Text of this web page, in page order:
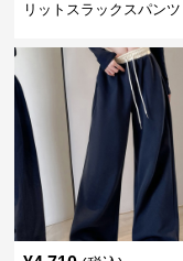
リットスラックスパン